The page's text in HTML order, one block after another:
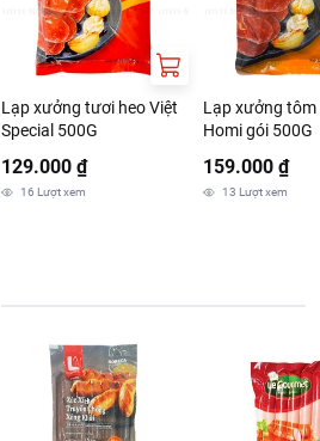
Lạp xưởng tươi heo Việt
Special 500G
129.000 ₫
16 Lượt xem
Lạp xưởng tôm
Homi gói 500G
159.000 ₫
13 Lượt xem